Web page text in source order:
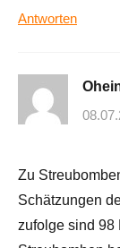
Antworten
Zu
Schätzungen
zufolge sind 98